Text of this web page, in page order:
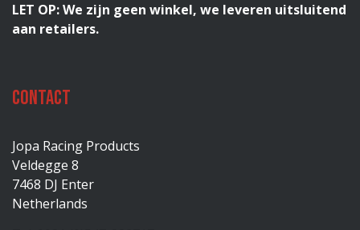
LET OP: We zijn geen winkel, we leveren uitsluitend
aan retailers.
Contact
Jopa Racing Products
Veldegge 8
7468 DJ Enter
Netherlands